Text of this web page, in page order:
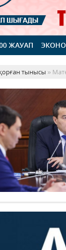
ЖАУАП
тынысы »